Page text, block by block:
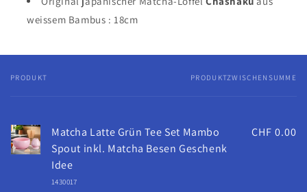
weissem Bambus : 18cm
Dein
PRODUKT PRODUKTZWISCHENSUMME
Matcha Latte Grün Tee Set Mambo
Spout inkl. Matcha Besen Geschenk
Idee
1430017
CHF 0.00